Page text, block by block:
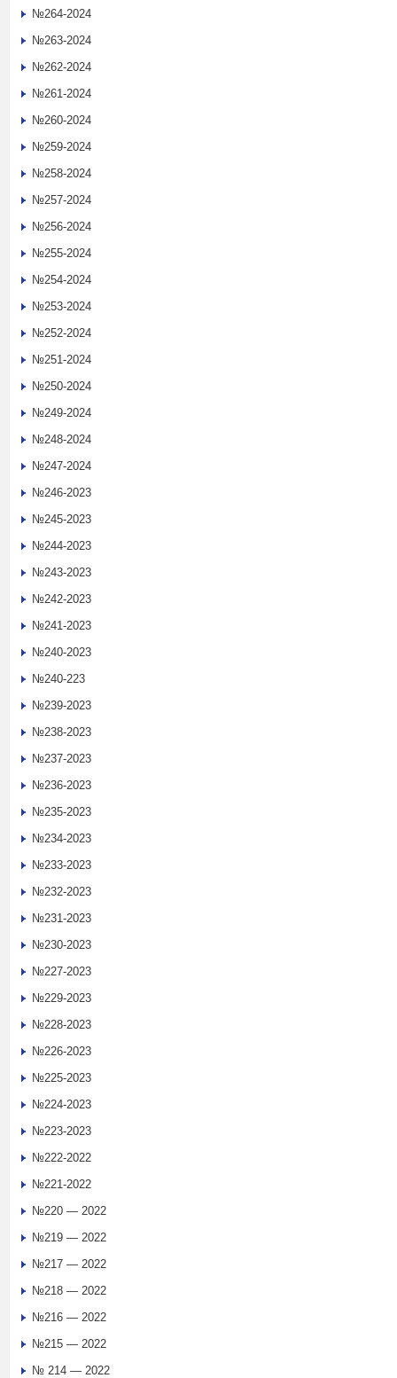
№264-2024
№263-2024
№262-2024
№261-2024
№260-2024
№259-2024
№258-2024
№257-2024
№256-2024
№255-2024
№254-2024
№253-2024
№252-2024
№251-2024
№250-2024
№249-2024
№248-2024
№247-2024
№246-2023
№245-2023
№244-2023
№243-2023
№242-2023
№241-2023
№240-2023
№240-223
№239-2023
№238-2023
№237-2023
№236-2023
№235-2023
№234-2023
№233-2023
№232-2023
№231-2023
№230-2023
№227-2023
№229-2023
№228-2023
№226-2023
№225-2023
№224-2023
№223-2023
№222-2022
№221-2022
№220 — 2022
№219 — 2022
№217 — 2022
№218 — 2022
№216 — 2022
№215 — 2022
№ 214 — 2022